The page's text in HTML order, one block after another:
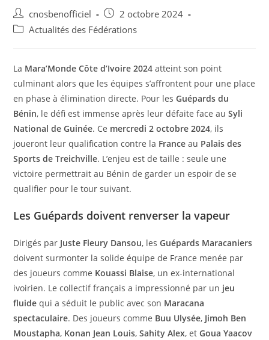
cnosbenofficiel
2 octobre 2024
Actualités des Fédérations
La Mara’Monde Côte d’Ivoire 2024 atteint son point
culminant alors que les équipes s’affrontent pour une place
en phase à élimination directe. Pour lesGuépards du
Bénin, le défi est immense après leur défaite face auSyli
National de Guinée. Ce mercredi 2 octobre 2024, ils
joueront leur qualification contre la France au Palais des
Sports de Treichville. L’enjeu est de taille : seule une
victoire permettrait au Bénin de garder un espoir de se
qualifier pour le tour suivant.
Les Guépards doivent renverser la vapeur
Dirigés par Juste Fleury Dansou, lesGuépards Maracaniers
doivent surmonter la solide équipe de France menée par
des joueurs comme Kouassi Blaise, un ex-international
ivoirien. Le collectif français a impressionné par un jeu
fluide qui a séduit le public avec son Maracana
spectaculaire. Des joueurs comme Buu Ulysée, Jimoh Ben
Moustapha, Konan Jean Louis,Sahity Alex, etGoua Yaacov